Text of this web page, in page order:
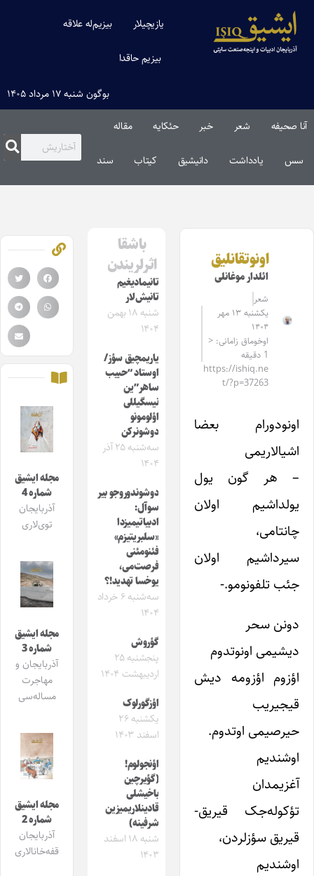
یازیچیلار بیزیم‌له علاقه
بیزیم حاقدا
بوگون شنبه ۱۷ مرداد ۱۴۰۵
آنا صحیفه شعر خبر حئکایه مقاله‌
سس یادداشت دانیشیق کیتاب سند
اونوتقانلیق
ائلدار موغانلی
شعر
یکشنبه ۱۳ مهر
۱۴۰۴
اوخوماق زامانی: <
1 دقیقه
https://ishiq.ne
t/?p=37263
اونودورام بعضا
اشیالاریمی
– هر گون یول
یولداشیم اولان
چانتامی،
سیرداشیم اولان
جئب تلفونومو.-
دونن سحر
دیشیمی اونوتدوم
اؤزوم اؤزومه دیش
قیجیریب
حیرصیمی اوتدوم.
اوشندیم
آغزیمدان
تؤکوله‌جک قیریق-
قیریق سؤزلردن،
اوشندیم
باشقا
اثرلریندن
تانیمادیغیم
تانیش‌لار
شنبه ۱۸ بهمن
۱۴۰۴
یاریمچیق سؤز/
اوستاد “حبیب
ساهر”ین
نیسگیللی
اؤلومونو
دوشونرکن
سه‌شنبه ۲۵ آذر
۱۴۰۴
دوشوندوروجو بیر
سوآل:
ادبیاتیمیزدا
«سلبریتیزم»
فئنومئنی
فرصت‌می،
یوخسا تهدید!؟
سه‌شنبه ۶ خرداد
۱۴۰۴
گؤروش
پنجشنبه ۲۵
اردیبهشت ۱۴۰۴
اؤزگورلوک
یکشنبه ۲۶
اسفند ۱۴۰۳
اؤنجولوم!
(گؤیرچین
باخیشلی
قادینلاریمیزین
شرفینه)
شنبه ۱۸ اسفند
۱۴۰۳
مجله ایشیق
شماره 4
آذربایجان
توی‌لاری
مجله ایشیق
شماره 3
آذربایجان و
مهاجرت
مساله‌سی
مجله ایشیق
شماره 2
آذربایجان
قفه‌خانالاری